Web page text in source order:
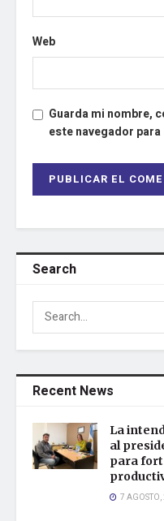
Web
Guarda mi nombre,
este navegador
Search
Recent News
La
al
para
7